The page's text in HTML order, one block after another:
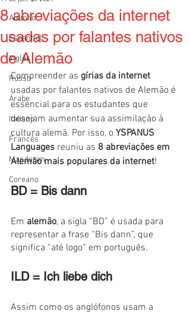
Alemão
Espanhol
Inglês
Russo
Árabe
Italiano
Francês
Mandarim
Coreano
8 abreviações da internet
usadas por falantes nativos
de Alemão
Compreender as gírias da internet
usadas por falantes nativos de Alemão é
essencial para os estudantes que
desejam aumentar sua assimilação à
cultura alemã. Por isso, o YSPANUS
Languages reuniu as 8 abreviações em
Alemão mais populares da internet!
BD = Bis dann
Em alemão, a sigla “BD” é usada para
representar a frase “Bis dann”, que
significa “até logo” em português.
ILD = Ich liebe dich
Assim como os anglófonos usam a